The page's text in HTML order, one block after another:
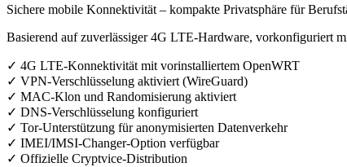
Sichere mobile Konnektivität – kompakte Privatsphäre für
Basierend auf zuverlässiger 4G LTE-Hardware, vorkonfiguriert
✓ 4G LTE-Konnektivität mit vorinstalliertem OpenWRT
✓ VPN-Verschlüsselung aktiviert (WireGuard)
✓ MAC-Klon und Randomisierung aktiviert
✓ DNS-Verschlüsselung konfiguriert
✓ Tor-Unterstützung für anonymisierten Datenverkehr
✓ IMEI/IMSI-Changer-Option verfügbar
✓ Offizielle Cryptvice-Distribution